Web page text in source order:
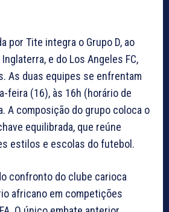
por Tite integra o Grupo D, ao
Inglaterra, e do Los Angeles FC,
As duas equipes se enfrentam
feira (16), às 16h (horário de
A composição do grupo coloca o
equilibrada, que reúne
estilos e escolas do futebol.
confronto do clube carioca
africano em competições